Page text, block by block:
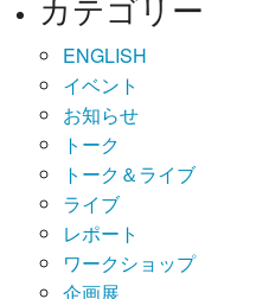
カテゴリー
ENGLISH
イベント
お知らせ
トーク
トーク＆ライブ
ライブ
レポート
ワークショップ
企画展